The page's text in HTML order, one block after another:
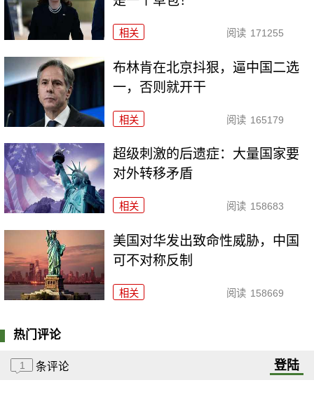
相关 阅读 171255
布林肯在北京抖狠，逼中国二选
一，否则就开干
相关 阅读 165179
超级刺激的后遗症：大量国家要
对外转移矛盾
相关 阅读 158683
美国对华发出致命性威胁，中国
可不对称反制
相关 阅读 158669
热门评论
1 条评论 登陆